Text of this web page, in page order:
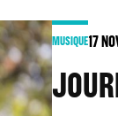
MUSIQUE17